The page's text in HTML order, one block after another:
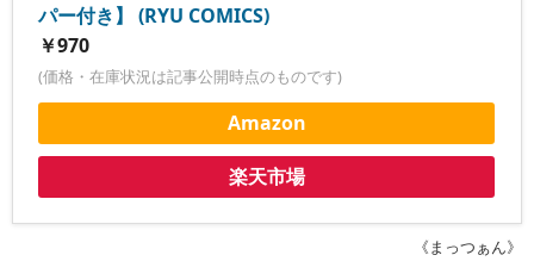
パー付き】 (RYU COMICS)
￥970
(価格・在庫状況は記事公開時点のものです)
Amazon
楽天市場
《まっつぁん》